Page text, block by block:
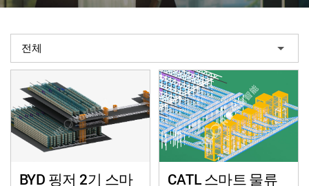
전체
신재생에너지 산업
BYD 핑저 2기 스마
CATL 스마트 물류